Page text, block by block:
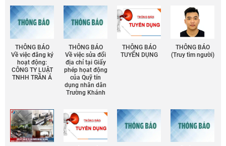
THÔNG BÁO
Về việc đăng ký
hoạt động:
CÔNG TY LUẬT
TNHH TRẦN Á
THÔNG BÁO
Về việc sửa đổi
địa chỉ tại Giấy
phép họat động
của Quỹ tín
dụng nhân dân
Trường Khánh
THÔNG BÁO
TUYỂN DỤNG
THÔNG BÁO
(Truy tìm người)